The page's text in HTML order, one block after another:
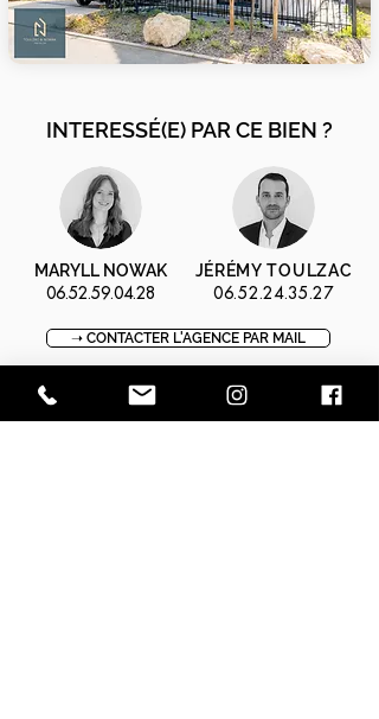
INTERESSÉ(E) PAR CE BIEN ?
MARYLL NOWAK
06.52.59.04.28
JÉRÉMY TOULZAC
06.52.24.35.27
➝ CONTACTER L'AGENCE PAR MAIL